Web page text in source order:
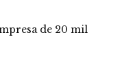
de 20 mil